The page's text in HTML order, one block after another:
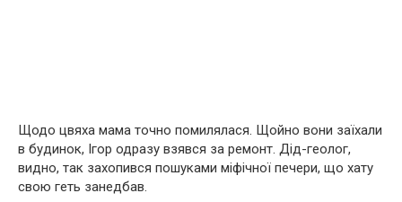
Щодо цвяха мама точно помилялася. Щойно вони заїхали
в будинок, Ігор одразу взявся за ремонт. Дід-геолог,
видно, так захопився пошуками міфічної печери, що хату
свою геть занедбав.